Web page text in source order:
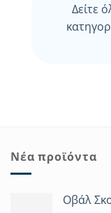
Δείτε
Νέα προϊόντα
Οβάλ